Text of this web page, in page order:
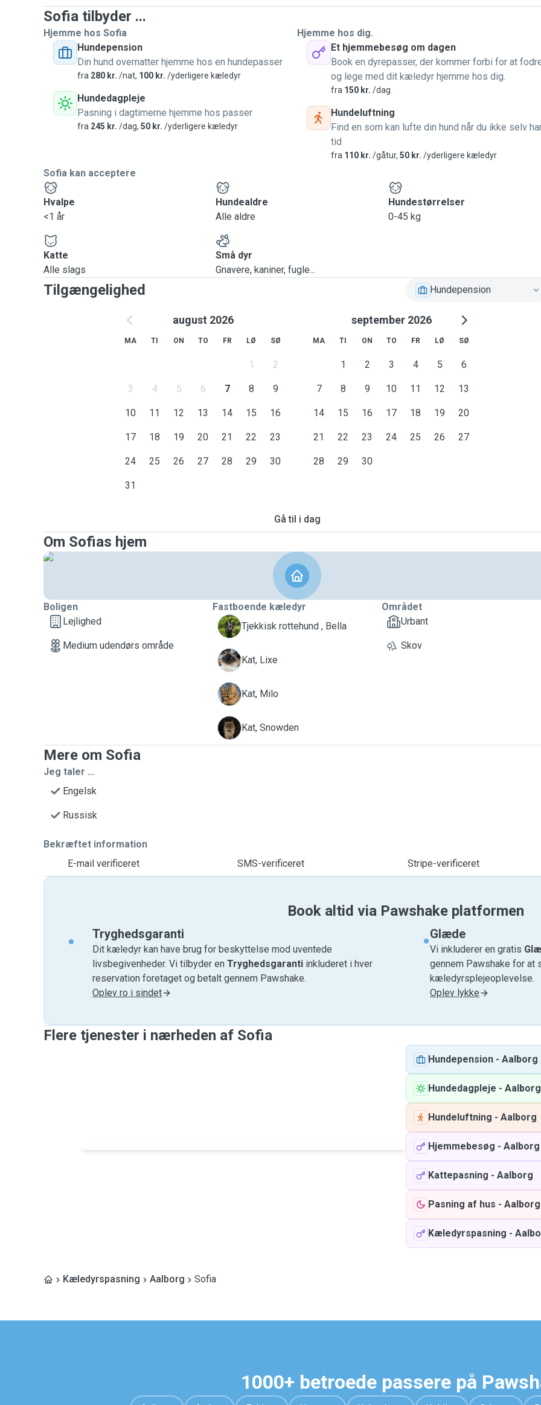
Sofia tilbyder ...
Hjemme hos Sofia
Hundepension
Din hund overnatter hjemme hos en hundepasser
fra 280 kr. /nat, 100 kr. /yderligere kæledyr
Hundedagpleje
Pasning i dagtimerne hjemme hos passer
fra 245 kr. /dag, 50 kr. /yderligere kæledyr
Hjemme hos dig.
Et hjemmebesøg om dagen
Book en dyrepasser, der kommer forbi for at
og lege med dit kæledyr hjemme hos dig.
fra 150 kr. /dag
Hundeluftning
Find en som kan lufte din hund når du ikke selv
tid
fra 110 kr. /gåtur, 50 kr. /yderligere kæledyr
Sofia kan acceptere
Hvalpe
<1 år
Hundealdre
Alle aldre
Hundestørrelser
0-45 kg
Katte
Alle slags
Små dyr
Gnavere, kaniner, fugle...
Tilgængelighed Hundepension
august 2026
MA TI ON TO FR LØ SØ
1 2
3 4 5 6 7 8 9
10 11 12 13 14 15 16
17 18 19 20 21 22 23
24 25 26 27 28 29 30
31
september 2026
MA TI ON TO FR LØ SØ
1 2 3 4 5 6
7 8 9 10 11 12 13
14 15 16 17 18 19 20
21 22 23 24 25 26 27
28 29 30
Gå til i dag
Om Sofias hjem
Boligen
Lejlighed
Medium udendørs område
Fastboende kæledyr
B
Tjekkisk rottehund , Bella
L Kat, Lixe
M Kat, Milo
S Kat, Snowden
Området
Urbant
Skov
Mere om Sofia
Jeg taler ...
Engelsk
Russisk
Bekræftet information
E-mail verificeret
SMS-verificeret Stripe-verificeret
Book altid via Pawshake platformen
Tryghedsgaranti
Dit kæledyr kan have brug for beskyttelse mod uventede
livsbegivenheder. Vi tilbyder en Tryghedsgaranti inkluderet i hver
reservation foretaget og betalt gennem Pawshake.
Oplev ro i sindet
Glæde
Vi inkluderer en gratis
gennem Pawshake for at
kæledyrsplejeoplevelse.
Oplev lykke
Flere tjenester i nærheden af ​​Sofia
Hundepension - Aalborg
Hundedagpleje - Aalborg
Hundeluftning - Aalborg
Hjemmebesøg - Aalborg
Kattepasning - Aalborg
Pasning af hus - Aalborg
Kæledyrspasning -
Kæledyrspasning Aalborg Sofia
1000+ betroede passere på